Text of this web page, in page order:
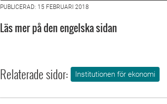
PUBLICERAD: 15 FEBRUARI 2018
Läs mer på den engelska sidan
Relaterade sidor: Institutionen för ekonomi